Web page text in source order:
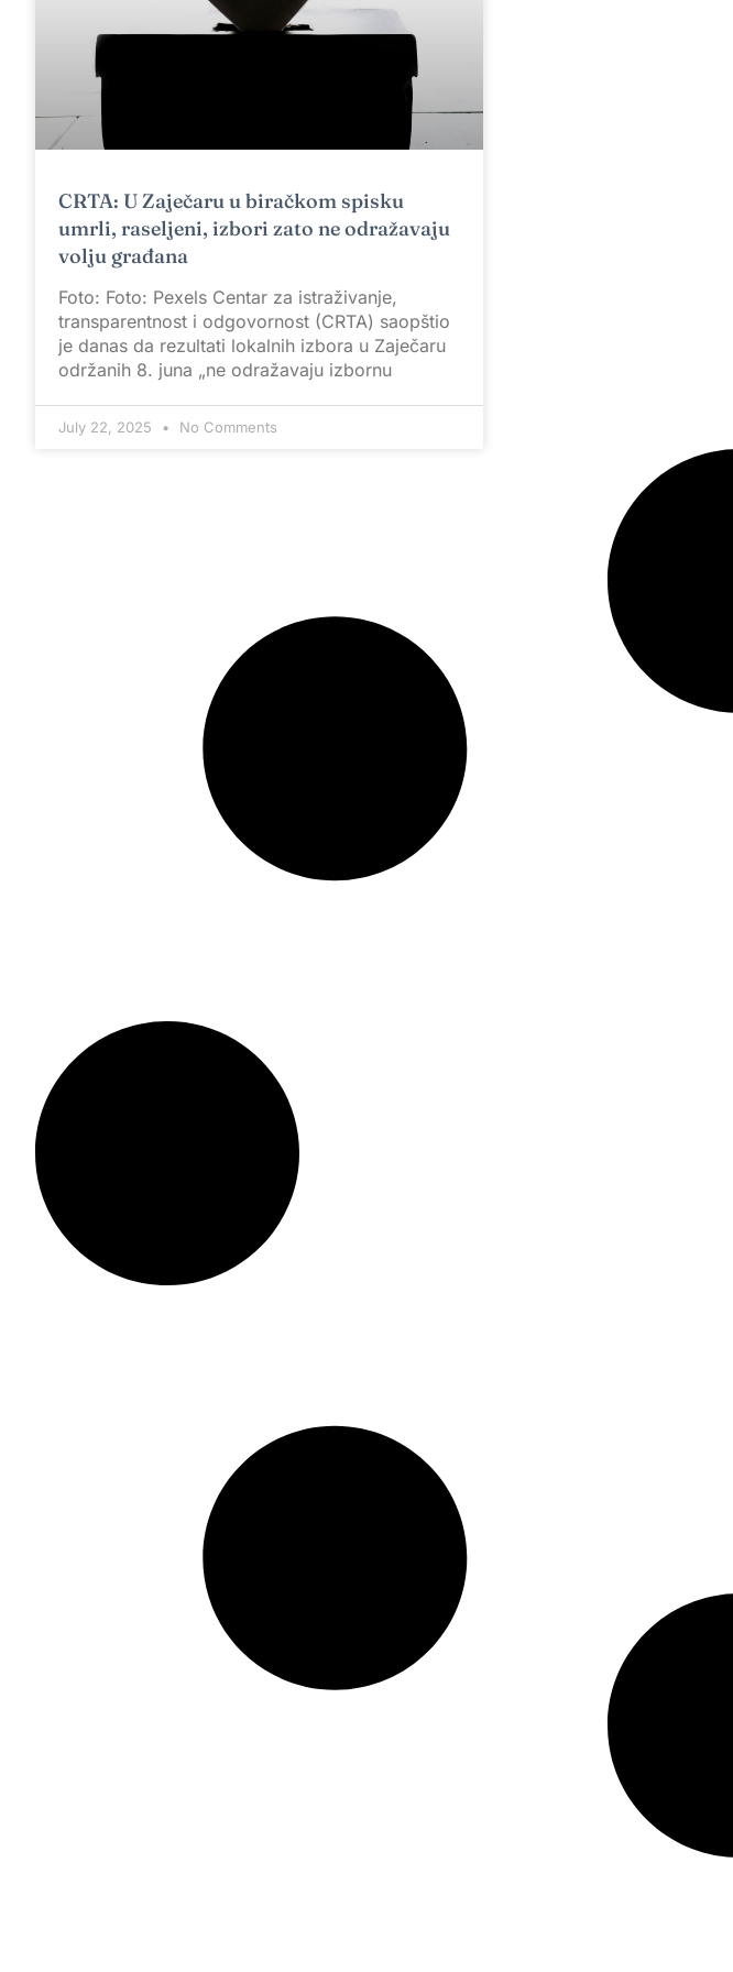
CRTA: U Zaječaru u biračkom spisku
umrli, raseljeni, izbori zato ne odražavaju
volju građana
Foto: Foto: Pexels Centar za istraživanje,
transparentnost i odgovornost (CRTA) saopštio
je danas da rezultati lokalnih izbora u Zaječaru
održanih 8. juna „ne odražavaju izbornu
July 22, 2025 No Comments